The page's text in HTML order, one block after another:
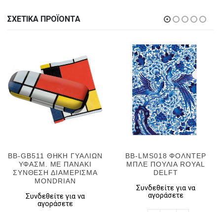
ΣΧΕΤΙΚΆ ΠΡΟΪΌΝΤΑ
BB-GB511 ΘΗΚΗ ΓΥΑΛΙΩΝ
ΥΦΑΣΜ. ΜΕ ΠΑΝΑΚΙ
ΣΥΝΘΕΣΗ ΔΙΑΜΕΡΙΣΜΑ
MONDRIAN
Συνδεθείτε για να
αγοράσετε
BB-LMS018 ΦΟΛΝΤΕΡ
ΜΠΛΕ ΠΟΥΛΙΑ ROYAL
DELFT
Συνδεθείτε για να
αγοράσετε